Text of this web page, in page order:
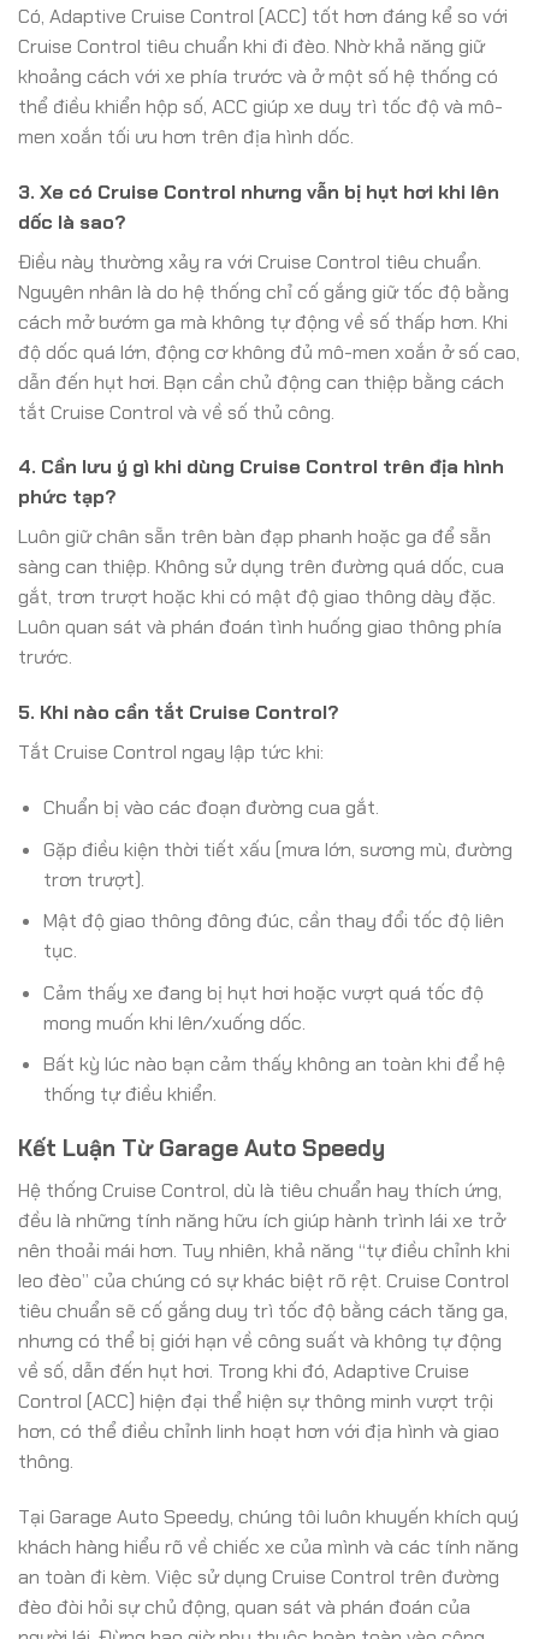
Có, Adaptive Cruise Control (ACC) tốt hơn đáng kể so với
Cruise Control tiêu chuẩn khi đi đèo. Nhờ khả năng giữ
khoảng cách với xe phía trước và ở một số hệ thống có
thể điều khiển hộp số, ACC giúp xe duy trì tốc độ và mô-
men xoắn tối ưu hơn trên địa hình dốc.
3. Xe có Cruise Control nhưng vẫn bị hụt hơi khi lên
dốc là sao?
Điều này thường xảy ra với Cruise Control tiêu chuẩn.
Nguyên nhân là do hệ thống chỉ cố gắng giữ tốc độ bằng
cách mở bướm ga mà không tự động về số thấp hơn. Khi
độ dốc quá lớn, động cơ không đủ mô-men xoắn ở số cao,
dẫn đến hụt hơi. Bạn cần chủ động can thiệp bằng cách
tắt Cruise Control và về số thủ công.
4. Cần lưu ý gì khi dùng Cruise Control trên địa hình
phức tạp?
Luôn giữ chân sẵn trên bàn đạp phanh hoặc ga để sẵn
sàng can thiệp. Không sử dụng trên đường quá dốc, cua
gắt, trơn trượt hoặc khi có mật độ giao thông dày đặc.
Luôn quan sát và phán đoán tình huống giao thông phía
trước.
5. Khi nào cần tắt Cruise Control?
Tắt Cruise Control ngay lập tức khi:
Chuẩn bị vào các đoạn đường cua gắt.
Gặp điều kiện thời tiết xấu (mưa lớn, sương mù, đường
trơn trượt).
Mật độ giao thông đông đúc, cần thay đổi tốc độ liên
tục.
Cảm thấy xe đang bị hụt hơi hoặc vượt quá tốc độ
mong muốn khi lên/xuống dốc.
Bất kỳ lúc nào bạn cảm thấy không an toàn khi để hệ
thống tự điều khiển.
Kết Luận Từ Garage Auto Speedy
Hệ thống Cruise Control, dù là tiêu chuẩn hay thích ứng,
đều là những tính năng hữu ích giúp hành trình lái xe trở
nên thoải mái hơn. Tuy nhiên, khả năng “tự điều chỉnh khi
leo đèo” của chúng có sự khác biệt rõ rệt. Cruise Control
tiêu chuẩn sẽ cố gắng duy trì tốc độ bằng cách tăng ga,
nhưng có thể bị giới hạn về công suất và không tự động
về số, dẫn đến hụt hơi. Trong khi đó, Adaptive Cruise
Control (ACC) hiện đại thể hiện sự thông minh vượt trội
hơn, có thể điều chỉnh linh hoạt hơn với địa hình và giao
thông.
Tại Garage Auto Speedy, chúng tôi luôn khuyến khích quý
khách hàng hiểu rõ về chiếc xe của mình và các tính năng
an toàn đi kèm. Việc sử dụng Cruise Control trên đường
đèo đòi hỏi sự chủ động, quan sát và phán đoán của